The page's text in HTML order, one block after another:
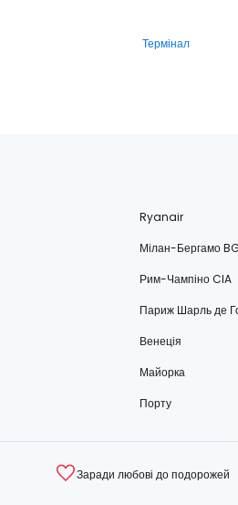
Термінал
Ryanair
Мілан-Бергамо
Рим-Чампіно CIA
Париж Шарль де
Венеція
Майорка
Порту
Заради любові до подорожей